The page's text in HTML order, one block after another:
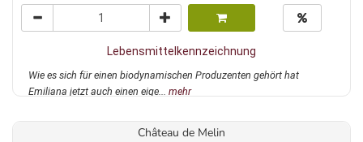
Lebensmittelkennzeichnung
Wie es sich für einen biodynamischen Produzenten gehört hat
Emiliana jetzt auch einen eige... mehr
Château de Melin